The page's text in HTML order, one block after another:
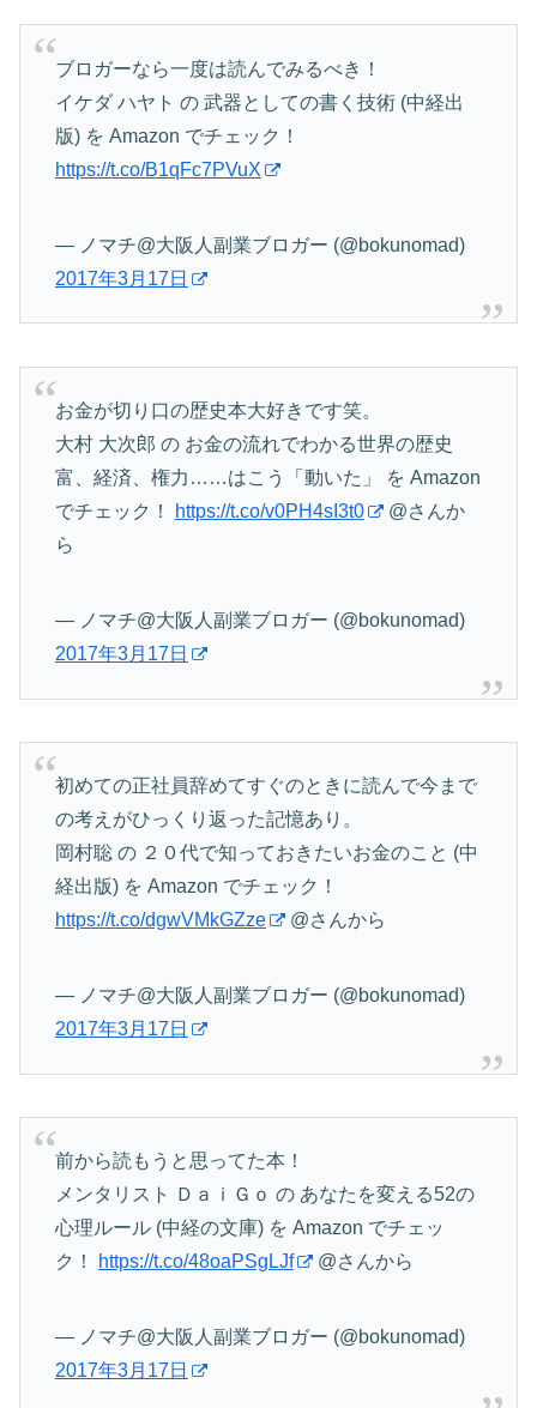
ブロガーなら一度は読んでみるべき！
イケダ ハヤト の 武器としての書く技術 (中経出
版) を Amazon でチェック！
https://t.co/B1qFc7PVuX
— ノマチ@大阪人副業ブロガー (@bokunomad)
2017年3月17日
お金が切り口の歴史本大好きです笑。
大村 大次郎 の お金の流れでわかる世界の歴史
富、経済、権力……はこう「動いた」 を Amazon
でチェック！
https://t.co/v0PH4sI3t0
@さんか
ら
— ノマチ@大阪人副業ブロガー (@bokunomad)
2017年3月17日
初めての正社員辞めてすぐのときに読んで今まで
の考えがひっくり返った記憶あり。
岡村聡 の ２０代で知っておきたいお金のこと (中
経出版) を Amazon でチェック！
https://t.co/dgwVMkGZze
@さんから
— ノマチ@大阪人副業ブロガー (@bokunomad)
2017年3月17日
前から読もうと思ってた本！
メンタリスト ＤａｉＧｏ の あなたを変える52の
心理ルール (中経の文庫) を Amazon でチェッ
ク！
https://t.co/48oaPSgLJf @さんから
— ノマチ@大阪人副業ブロガー (@bokunomad)
2017年3月17日